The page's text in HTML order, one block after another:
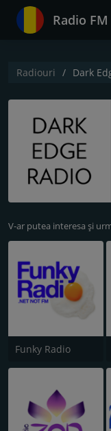
Radio
Radiouri Dark
V-ar putea interesa și
Funky Radio